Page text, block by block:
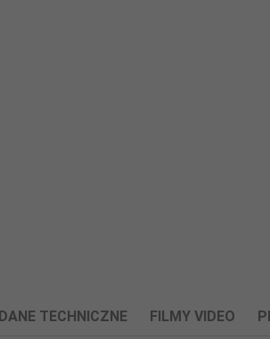
DANE TECHNICZNE FILMY VIDEO